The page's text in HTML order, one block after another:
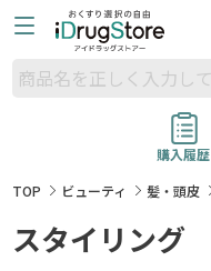
購入履歴
TOP
ビューティ 髪・頭皮
スタイリング